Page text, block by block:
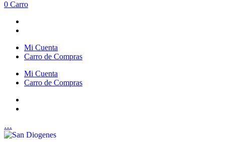
0 Carro
Mi Cuenta
Carro de Compras
Mi Cuenta
Carro de Compras
…